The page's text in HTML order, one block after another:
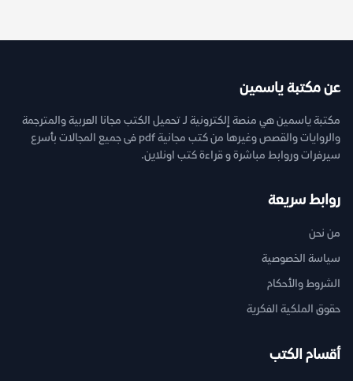
عن مكتبة ياسمين
مكتبة ياسمين هي منصة إلكترونية لـ تحميل الكتب مجانا العربية والمترجمة
والروايات والقصص وغيرها من كتب مجانية pdf فى جميع المجالات بأسرع
سيرفرات وروابط مباشرة و قراءة كتب اونلاين.
روابط سريعة
من نحن
سياسة الخصوصية
الشروط والأحكام
حقوق الملكية الفكرية
أقسام الكتب